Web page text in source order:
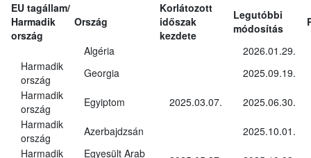
EU tagállam/
Harmadik
ország
Ország
Korlátozott
időszak
kezdete
Legutóbbi
módosítás
Algéria
2026.01.29.
Harmadik
ország
Georgia
2025.09.19.
Harmadik
ország
Egyiptom 2025.03.07.
2025.06.30.
Harmadik
ország
Azerbajdzsán
2025.10.01.
Harmadik
Egyesült Arab